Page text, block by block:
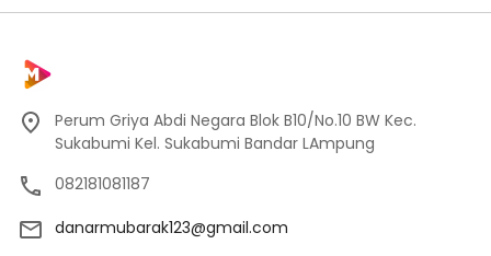
Perum Griya Abdi Negara Blok B10/No.10 BW Kec.
Sukabumi Kel. Sukabumi Bandar LAmpung
082181081187
danarmubarak123@gmail.com